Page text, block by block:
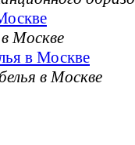
в Москве